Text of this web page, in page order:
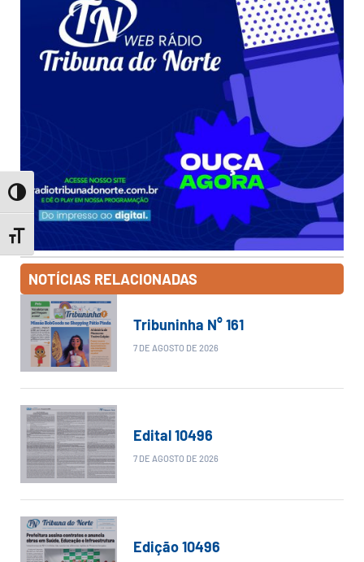
Toggle High Contrast
Toggle Font size
NOTÍCIAS RELACIONADAS
Tribuninha N° 161
7 DE AGOSTO DE 2026
Edital 10496
7 DE AGOSTO DE 2026
Edição 10496